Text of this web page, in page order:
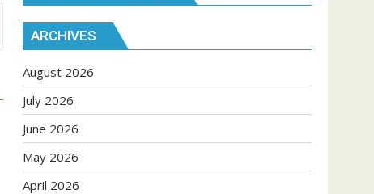
ARCHIVES
August 2026
July 2026
June 2026
May 2026
April 2026